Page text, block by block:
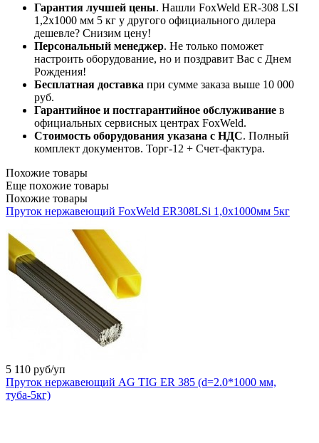
Гарантия лучшей цены. Нашли FoxWeld ER-308 LSI
1,2х1000 мм 5 кг у другого официального дилера
дешевле? Снизим цену!
Персональный менеджер. Не только поможет
настроить оборудование, но и поздравит Вас с Днем
Рождения!
Бесплатная доставка при сумме заказа выше 10 000
руб.
Гарантийное и постгарантийное обслуживание в
официальных сервисных центрах FoxWeld.
Стоимость оборудования указана с НДС. Полный
комплект документов. Торг-12 + Счет-фактура.​
Похожие товары
Еще похожие товары
Похожие товары
Пруток нержавеющий FoxWeld ER308LSi 1,0х1000мм 5кг
5 110 руб/уп
Пруток нержавеющий AG TIG ER 385 (d=2.0*1000 мм,
туба-5кг)